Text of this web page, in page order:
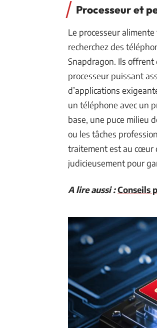
Processeur et
Le processeur
recherchez des
Snapdragon. Ils offrent
processeur puissant
d’applications
un téléphone avec un
base, une puce milieu
ou les tâches
traitement est au cœur
judicieusement pour
A lire aussi :Conseils